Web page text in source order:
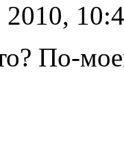
2010,
По-